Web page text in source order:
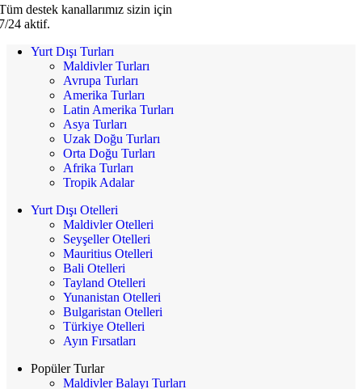
destek kanallarımız sizin için
24 aktif.
Yurt Dışı Turları
Maldivler Turları
Avrupa Turları
Amerika Turları
Latin Amerika Turları
Asya Turları
Uzak Doğu Turları
Orta Doğu Turları
Afrika Turları
Tropik Adalar
Yurt Dışı Otelleri
Maldivler Otelleri
Seyşeller Otelleri
Mauritius Otelleri
Bali Otelleri
Tayland Otelleri
Yunanistan Otelleri
Bulgaristan Otelleri
Türkiye Otelleri
Ayın Fırsatları
Popüler Turlar
Maldivler Balayı Turları